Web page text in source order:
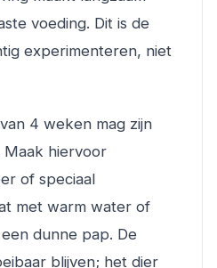
voeding. Dit is de
experimenteren, niet
4 weken mag zijn
hiervoor
of speciaal
met warm water of
dunne pap. De
blijven; het dier